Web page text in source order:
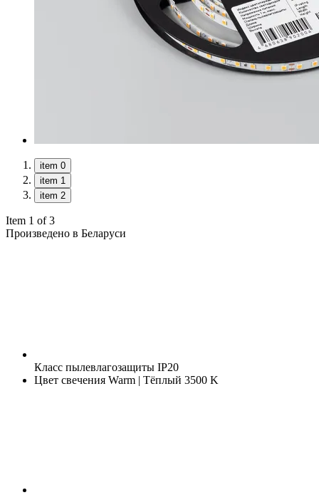
item 0
item 1
item 2
Item 1 of 3
Произведено в Беларуси
Класс пылевлагозащиты IP20
Цвет свечения Warm | Тёплый 3500 K